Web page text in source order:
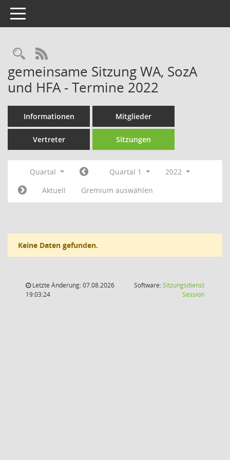
Toggle navigation
Rechercheauswahl
RSS-Feed
gemeinsame Sitzung WA, SozA
und HFA - Termine 2022
Informationen Mitglieder
Vertreter Sitzungen
Quartal Quartal 1
2022
Aktuell
Gremium auswählen
Keine Daten gefunden.
Letzte Änderung: 07.08.2026
19:03:24
Software:Sitzungsdienst
Session(Wird in